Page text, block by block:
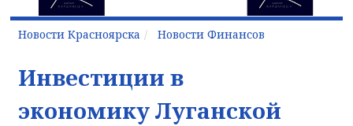
Новости Красноярска Новости Финансов
Инвестиции в
экономику Луганской